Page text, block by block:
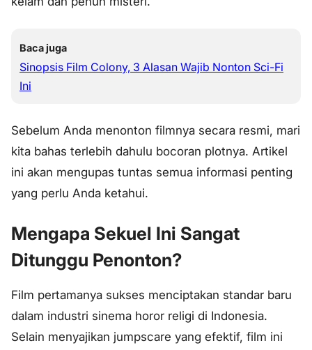
Baca juga
Sinopsis Film Colony, 3 Alasan Wajib Nonton Sci-Fi
Ini
Sebelum Anda menonton filmnya secara resmi, mari
kita bahas terlebih dahulu bocoran plotnya. Artikel
ini akan mengupas tuntas semua informasi penting
yang perlu Anda ketahui.
Mengapa Sekuel Ini Sangat
Ditunggu Penonton?
Film pertamanya sukses menciptakan standar baru
dalam industri sinema horor religi di Indonesia.
Selain menyajikan jumpscare yang efektif, film ini